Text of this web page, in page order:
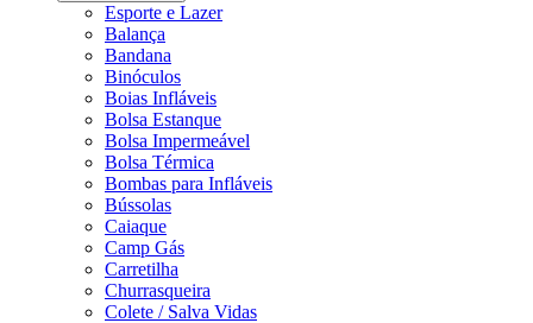
Esporte e Lazer
Balança
Bandana
Binóculos
Boias Infláveis
Bolsa Estanque
Bolsa Impermeável
Bolsa Térmica
Bombas para Infláveis
Bússolas
Caiaque
Camp Gás
Carretilha
Churrasqueira
Colete / Salva Vidas